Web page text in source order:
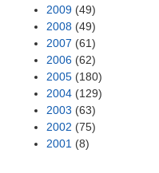
2009 (49)
2008 (49)
2007 (61)
2006 (62)
2005 (180)
2004 (129)
2003 (63)
2002 (75)
2001 (8)